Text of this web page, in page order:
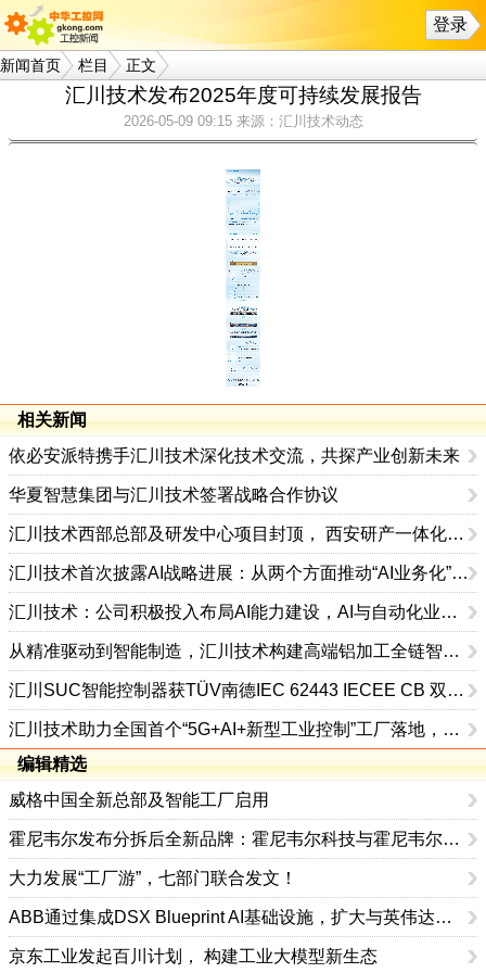
登录
新闻首页 栏目 正文
汇川技术发布2025年度可持续发展报告
2026-05-09 09:15 来源：汇川技术动态
相关新闻
依必安派特携手汇川技术深化技术交流，共探产业创新未来
华夏智慧集团与汇川技术签署战略合作协议
汇川技术西部总部及研发中心项目封顶， 西安研产一体化布局再启新程
汇川技术首次披露AI战略进展：从两个方面推动“AI业务化”落地
汇川技术：公司积极投入布局AI能力建设，AI与自动化业务的结合为公司发展的核心战略之一
从精准驱动到智能制造，汇川技术构建高端铝加工全链智控新方案
汇川SUC智能控制器获TÜV南德IEC 62443 IECEE CB 双认证，共建全球工控网络安全标杆
汇川技术助力全国首个“5G+AI+新型工业控制”工厂落地，携手生态伙伴共铸智造新标杆
编辑精选
威格中国全新总部及智能工厂启用
霍尼韦尔发布分拆后全新品牌：霍尼韦尔科技与霍尼韦尔航空航天
大力发展“工厂游”，七部门联合发文！
ABB通过集成DSX Blueprint AI基础设施，扩大与英伟达的合作
京东工业发起百川计划， 构建工业大模型新生态